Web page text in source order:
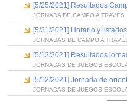
[5/25/2021] Resultados
JORNADA DE CAMPO A TRAVÉS
[5/21/2021] Horario y
JORNADAS DE CAMPO A
[5/12/2021] Resultados
JORNADAS DE JUEGOS
[5/12/2021] Jornada de
JORNADAS DE JUEGOS